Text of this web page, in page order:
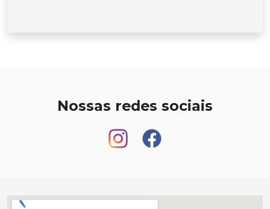
Nossas redes sociais